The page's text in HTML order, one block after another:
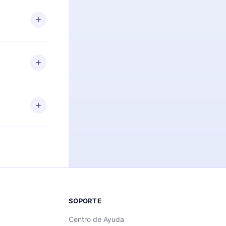
el
de
más de
leer o
iOS,
momento
SOPORTE
Centro de Ayuda